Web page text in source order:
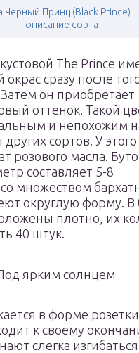
Черный Принц (Black Prince)
— описание сорта
The Prince
сразу после
он приобретает
оттенок. Такой
и непохожим
сортов. У
розового масла.
составляет 5-8
множеством
округлую форму. В
плотно, их
40 штук.
ярким солнцем
в форме
к своему
слегка